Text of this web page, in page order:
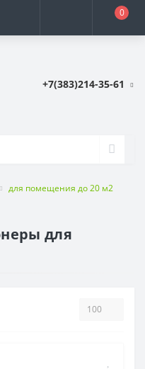
0
+7(383)214-35-61
для помещения до 20 м2
для